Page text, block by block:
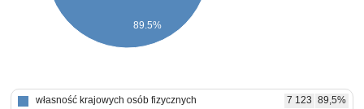
89.5%
własność krajowych osób fizycznych 7 123 89,5%